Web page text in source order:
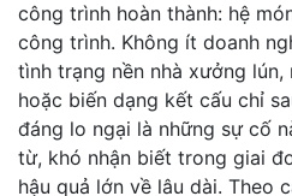
công trình hoàn thành: hệ
công trình. Không ít doanh
tình trạng nền nhà xưởng
hoặc biến dạng kết cấu chỉ
đáng lo ngại là những sự cố
từ, khó nhận biết trong giai
hậu quả lớn về lâu dài. Theo